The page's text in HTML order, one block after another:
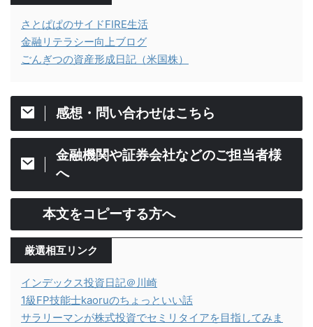
さとぱぱのサイドFIRE生活
金融リテラシー向上ブログ
ごんぎつの資産形成日記（米国株）
感想・問い合わせはこちら
金融機関や証券会社などのご担当者様
へ
本文をコピーする方へ
厳選相互リンク
インデックス投資日記＠川崎
1級FP技能士kaoruのちょっといい話
サラリーマンが株式投資でセミリタイアを目指してみま